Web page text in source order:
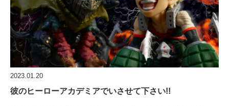
2023.01.20
彼のヒーローアカデミアでいさせて下さい!!